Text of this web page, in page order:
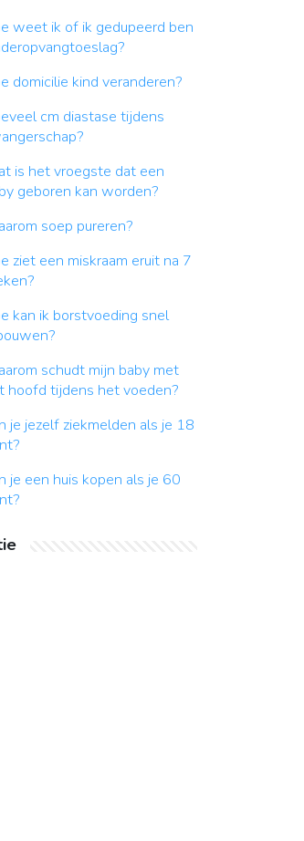
weet ik of ik gedupeerd ben
domicilie kind veranderen?
cm diastase tijdens
is het vroegste dat een
geboren kan worden?
soep pureren?
ziet een miskraam eruit na 7
kan ik borstvoeding snel
schudt mijn baby met
hoofd tijdens het voeden?
je jezelf ziekmelden als je 18
je een huis kopen als je 60